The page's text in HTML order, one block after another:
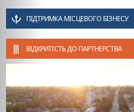
ПІДТРИМКА МІСЦЕВОГО БІЗНЕСУ
ВІДКРИТІСТЬ ДО ПАРТНЕРСТВА